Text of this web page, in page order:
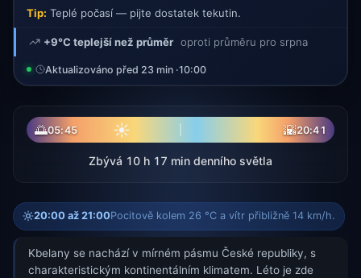
Tip: Teplé počasí — pijte dostatek tekutin.
+9°C teplejší než průměr oproti průměru pro srpna
Aktualizováno před 23 min ·10:00
🌅05:45 ☀ 🌇20:41
Zbývá 10 h 17 min denního světla
20:00 až 21:00Pocitově kolem 26 °C a vítr přibližně 14 km/h.
Kbelany se nachází v mírném pásmu České republiky, s
charakteristickým kontinentálním klimatem. Léto je zde